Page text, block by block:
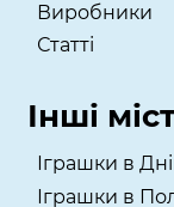
Виробники
Статті
Інші
Іграшки в
Іграшки в